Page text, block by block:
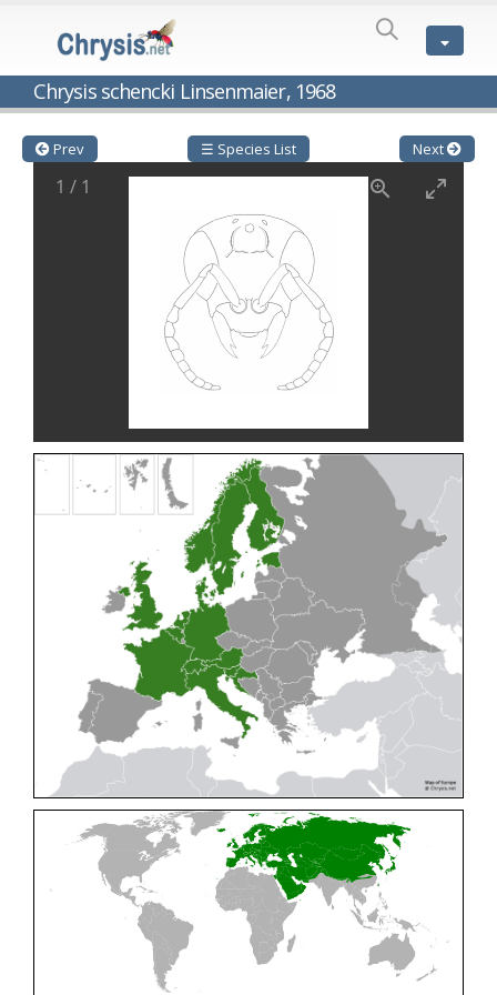
Chrysis schencki Linsenmaier, 1968
Genus:
Cleptes
1802
Cleptes aerosusFörster, 1853
Cleptes afer
Lucas, 1849
Linsenmaier, 1994
Linsenmaier, 1968
Semenow, 1891
Linsenmaier, 1968
Cleptes nyonensisMóczár, 1997
Cleptes obsoletus
Semenov, 1891
Cleptes orientalis
Dahlbom, 1854
Lepeletier, 1806
Móczár, 1968
Buysson, 1886
Linsenmaier, 1986
Mocsáry, 1889
(Linnaeus, 1761)
Tournier, 1879
(Fabricius, 1794)
Cleptes triestensisMóczár, 2000
[E]
Elampus albipennis
Elampus ambiguusDahlbom, 1845
Elampus bidens(Förster, 1853)
Elampus cecchiniae (Semenov, 1967)
Elampus constrictus
(Förster, 1853)
Elampus foveatus
(Mocsáry, 1914)
(Buysson, 1892)
(Fabricius, 1804)
(Dahlbom, 1854)
(Semenov, 1967)
(Förster, 1853)
Prev ☰ Species List Next
1 / 1